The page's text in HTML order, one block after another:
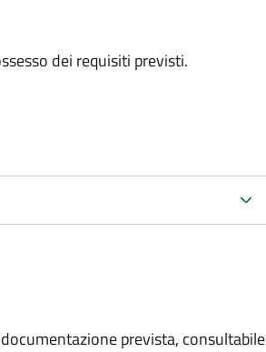
dei requisiti previsti.
prevista, consultabile